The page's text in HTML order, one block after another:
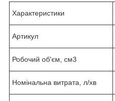
Характеристики
Артикул
Робочий об'єм, см3
Номінальна витрата, л/хв